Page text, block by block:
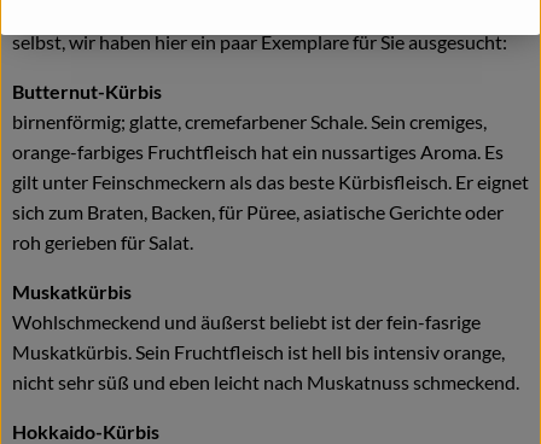
selbst, wir haben hier ein paar Exemplare für Sie ausgesucht:
Butternut-Kürbis
birnenförmig; glatte, cremefarbener Schale. Sein cremiges,
orange-farbiges Fruchtfleisch hat ein nussartiges Aroma. Es
gilt unter Feinschmeckern als das beste Kürbisfleisch. Er eignet
sich zum Braten, Backen, für Püree, asiatische Gerichte oder
roh gerieben für Salat.
Muskatkürbis
Wohlschmeckend und äußerst beliebt ist der fein-fasrige
Muskatkürbis. Sein Fruchtfleisch ist hell bis intensiv orange,
nicht sehr süß und eben leicht nach Muskatnuss schmeckend.
Hokkaido-Kürbis